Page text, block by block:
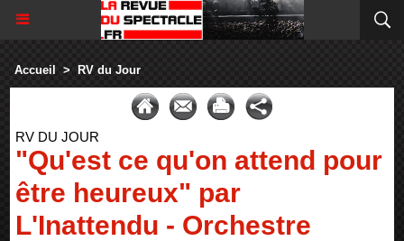
Accueil > RV du Jour
RV DU JOUR
"Qu'est ce qu'on attend pour
être heureux" par
L'Inattendu - Orchestre